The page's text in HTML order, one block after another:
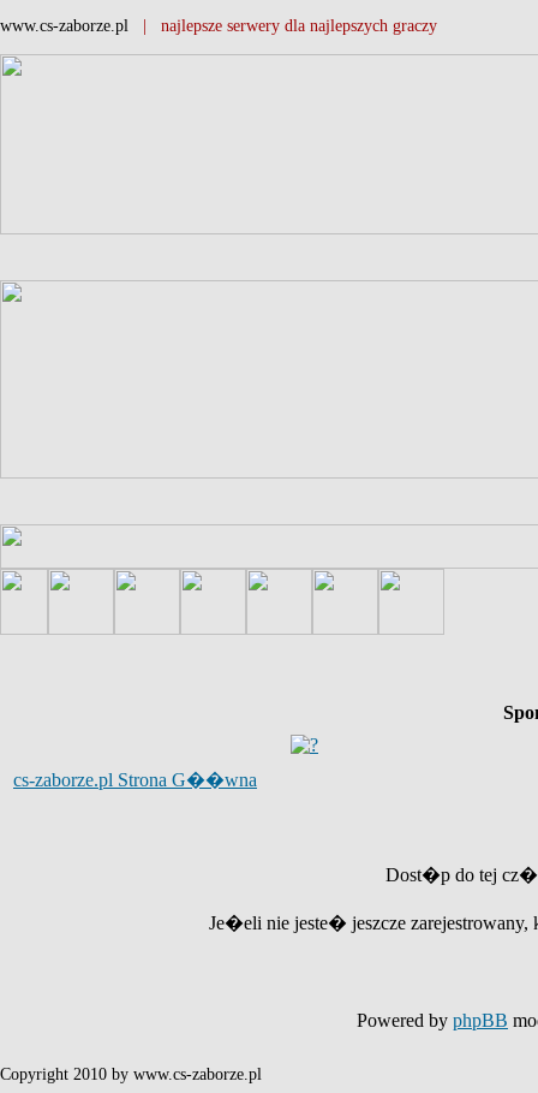
www.cs-zaborze.pl | najlepsze serwery dla najlepszych graczy
cs-zaborze.pl Strona G��wna
Dost�p do tej
Je�eli nie jeste� jeszcze
Powered by phpBB
Copyright 2010 by www.cs-zaborze.pl